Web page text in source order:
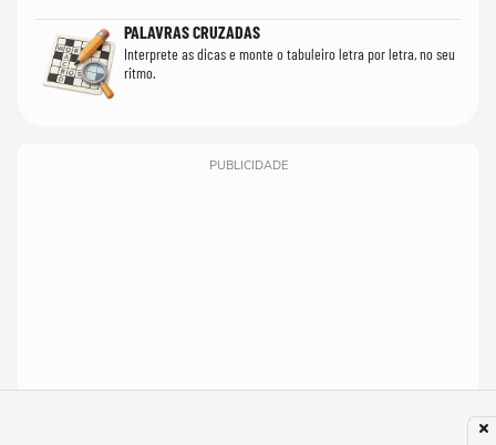
PALAVRAS CRUZADAS
Interprete as dicas e monte o tabuleiro letra por letra, no seu
ritmo.
PUBLICIDADE